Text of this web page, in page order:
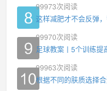
99973次阅读
这样减肥才不会反弹
99970次阅读
足球教案丨5个训练提
99963次阅读
根据不同的肤质选择